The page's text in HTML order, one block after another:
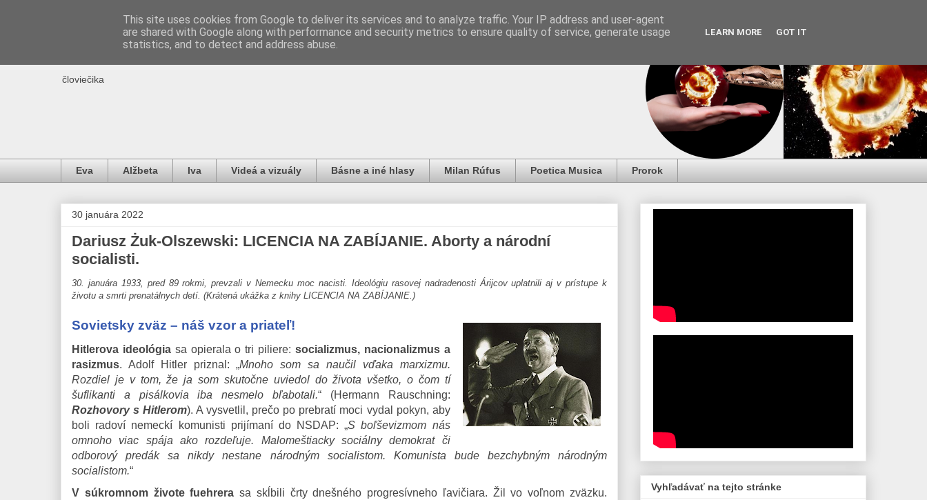
IDE O ŽIVOT
človiečika
Eva Alžbeta Iva Videá a vizuály Básne a iné hlasy Milan Rúfus Poetica Musica Prorok
30 januára 2022
Dariusz Żuk-Olszewski: LICENCIA NA ZABÍJANIE. Aborty a národní
socialisti.
30. januára 1933, pred 89 rokmi, prevzali v Nemecku moc nacisti. Ideológiu rasovej nadradenosti Árijcov uplatnili aj v prístupe k
životu a smrti prenatálnych detí. (Krátená ukážka z knihy LICENCIA NA ZABÍJANIE.)
Sovietsky zväz – náš vzor a priateľ!
Hitlerova ideológiasa opierala o tri piliere: socializmus, nacionalizmus a
rasizmus. Adolf Hitler priznal: „Mnoho som sa naučil vďaka marxizmu.
Rozdiel je v tom, že ja som skutočne uviedol do života všetko, o čom tí
šuflikanti a pisálkovia iba nesmelo bľabotali.“ (Hermann Rauschning:
Rozhovory s Hitlerom). A vysvetlil, prečo po prebratí moci vydal pokyn, aby
boli radoví nemeckí komunisti prijímaní do NSDAP: „S boľševizmom nás
omnoho viac spája ako rozdeľuje. Malomeštiacky sociálny demokrat či
odborový predák sa nikdy nestane národným socialistom. Komunista bude bezchybným národným
socialistom.“
V súkromnom živote fuehrera sa skĺbili črty dnešného progresívneho ľavičiara. Žil vo voľnom zväzku.
Vyhľadávať na tejto stránke
This site uses cookies from Google to deliver its services and to analyze traffic. Your IP address and user-agent
are shared with Google along with performance and security metrics to ensure quality of service, generate usage
statistics, and to detect and address abuse.
LEARN MORE GOT IT